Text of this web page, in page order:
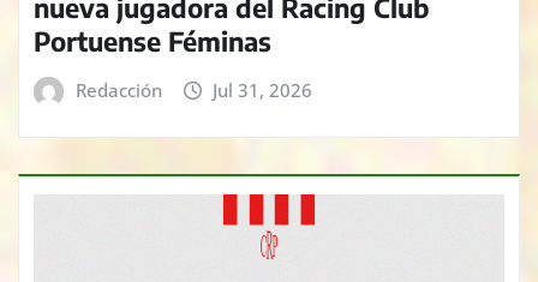
nueva jugadora del Racing Club
Portuense Féminas
Redacción Jul 31, 2026